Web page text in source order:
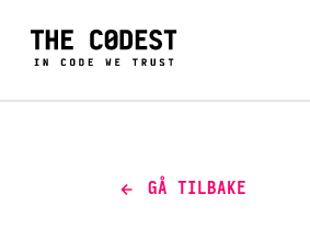
GÅ TILBAKE